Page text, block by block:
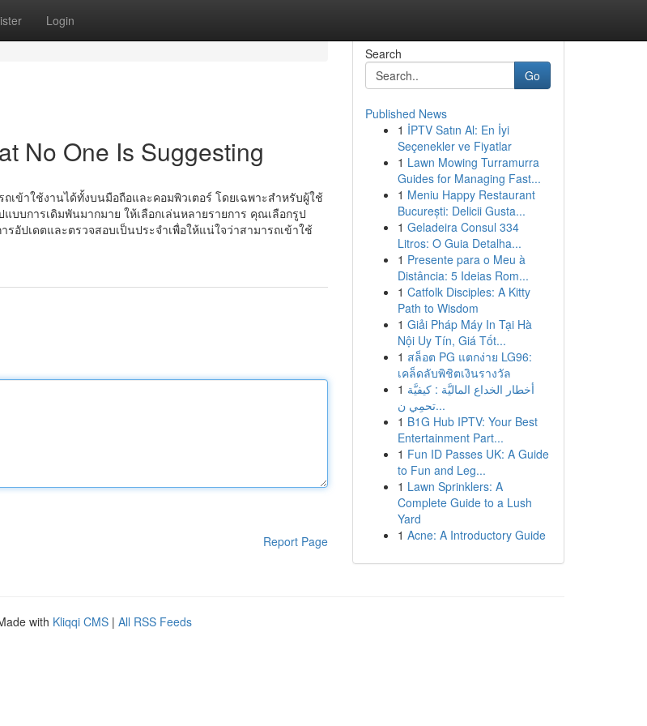
Login
No One Is Suggesting
ข้าใช้งานได้ทั้งบนมือถือและคอมพิวเตอร์ โดยเฉพาะสำหรับผู้ใช้
บบการเดิมพันมากมาย ให้เลือกเล่นหลายรายการ คุณเลือกรูป
อัปเดตและตรวจสอบเป็นประจำเพื่อให้แน่ใจว่าสามารถเข้าใช้
Report Page
Search
Go
Published News
1 İPTV Satın Al: En İyi
Seçenekler ve Fiyatlar
1 Lawn Mowing Turramurra
Guides for Managing Fast...
1 Meniu Happy Restaurant
București: Delicii Gusta...
1 Geladeira Consul 334
Litros: O Guia Detalha...
1 Presente para o Meu à
Distância: 5 Ideias Rom...
1 Catfolk Disciples: A Kitty
Path to Wisdom
1 Giải Pháp Máy In Tại Hà
Nội Uy Tín, Giá Tốt...
1 สล็อต PG แตกง่าย LG96:
เคล็ดลับพิชิตเงินรางวัล
1 أخطار الخداع الماليَّة : كيفيَّة
تحمِي ن...
1 B1G Hub IPTV: Your Best
Entertainment Part...
1 Fun ID Passes UK: A Guide
to Fun and Leg...
1 Lawn Sprinklers: A
Complete Guide to a Lush
Yard
1 Acne: A Introductory Guide
with Kliqqi CMS | All RSS Feeds